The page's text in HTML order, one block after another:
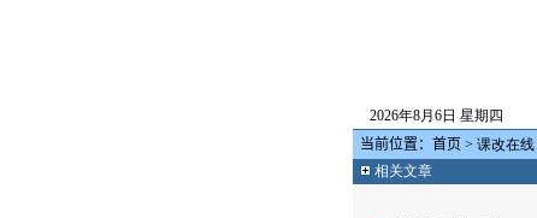
2026年8月6日 星期四
当前位置： 首页 > 课改在线
相关文章